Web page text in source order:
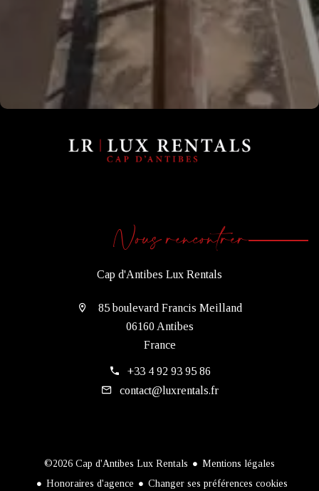
Nous rencontrer
Cap d'Antibes Lux Rentals
85 boulevard Francis Meilland
06160 Antibes
France
+33 4 92 93 95 86
contact@luxrentals.fr
©2026 Cap d'Antibes Lux Rentals
Mentions légales
Honoraires d'agence
Changer ses préférences cookies